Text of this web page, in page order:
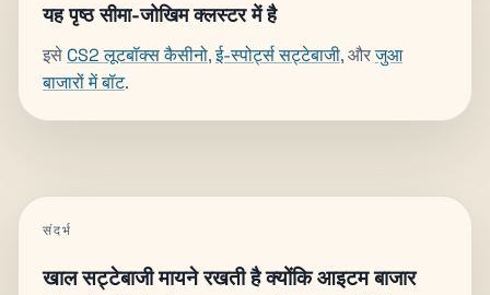
यह पृष्ठ सीमा-जोखिम क्लस्टर में है
इसे CS2 लूटबॉक्स कैसीनो,ई-स्पोर्ट्स सट्टेबाजी, औरजुआ
बाजारों में बॉट.
संदर्भ
खाल सट्टेबाजी मायने रखती है क्योंकि आइटम बाजार